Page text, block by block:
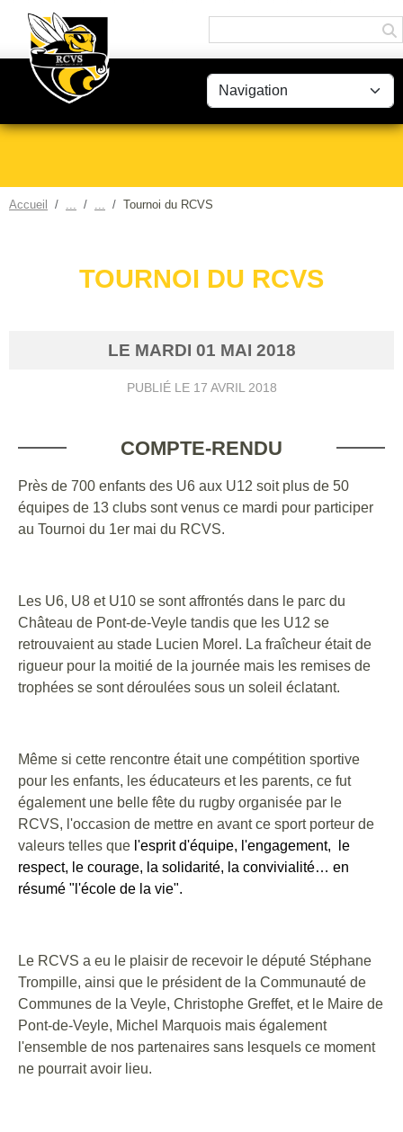
Accueil Tournoi du RCVS
TOURNOI DU RCVS
LE MARDI 01 MAI 2018
PUBLIÉ LE 17 AVRIL 2018
COMPTE-RENDU
Près de 700 enfants des U6 aux U12 soit plus de 50
équipes de 13 clubs sont venus ce mardi pour participer
au Tournoi du 1er mai du RCVS.
Les U6, U8 et U10 se sont affrontés dans le parc du
Château de Pont-de-Veyle tandis que les U12 se
retrouvaient au stade Lucien Morel. La fraîcheur était de
rigueur pour la moitié de la journée mais les remises de
trophées se sont déroulées sous un soleil éclatant.
Même si cette rencontre était une compétition sportive
pour les enfants, les éducateurs et les parents, ce fut
également une belle fête du rugby organisée par le
RCVS, l'occasion de mettre en avant ce sport porteur de
valeurs telles que l'esprit d'équipe, l'engagement, le
respect, le courage, la solidarité, la convivialité… en
résumé "l'école de la vie".
Le RCVS a eu le plaisir de recevoir le député Stéphane
Trompille, ainsi que le président de la Communauté de
Communes de la Veyle, Christophe Greffet, et le Maire de
Pont-de-Veyle, Michel Marquois mais également
l'ensemble de nos partenaires sans lesquels ce moment
ne pourrait avoir lieu.
Panneau de gestion des cookies